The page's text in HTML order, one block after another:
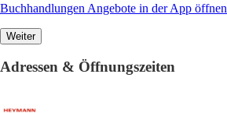
Buchhandlungen Angebote in der App öffnen
Weiter
Adressen & Öffnungszeiten